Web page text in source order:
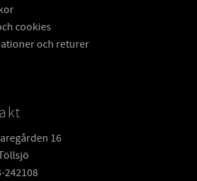
cookies
och returer
16
242108